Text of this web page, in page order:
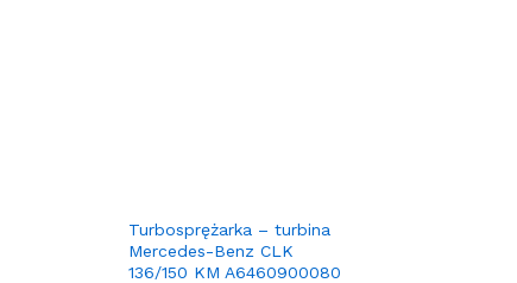
Turbosprężarka – turbina
Mercedes-Benz CLK
136/150 KM A6460900080